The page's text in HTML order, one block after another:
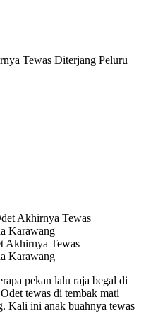
Tewas Diterjang Peluru
Akhirnya Tewas
Karawang
pekan lalu raja begal di
tewas di tembak mati
Kali ini anak buahnya tewas